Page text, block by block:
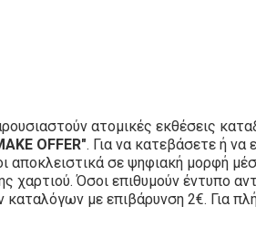
ατομικές εκθέσεις
OFFER". Για να κατεβάσετε ή
αποκλειστικά σε ψηφιακή μορφή
χαρτιού. Όσοι επιθυμούν έντυπο
με επιβάρυνση 2€. Για